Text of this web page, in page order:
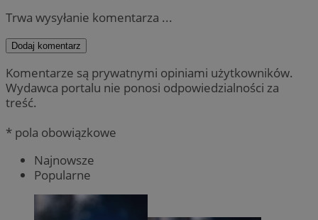
Trwa wysyłanie komentarza ...
Dodaj komentarz
Komentarze są prywatnymi opiniami użytkowników.
Wydawca portalu nie ponosi odpowiedzialności za
treść.
* pola obowiązkowe
Najnowsze
Popularne